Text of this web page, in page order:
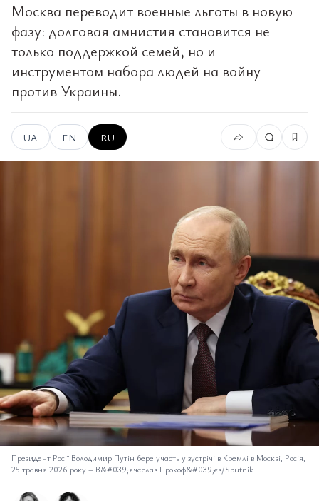
Москва переводит военные льготы в новую
фазу: долговая амнистия становится не
только поддержкой семей, но и
инструментом набора людей на войну
против Украины.
UA EN RU
Президент Росії Володимир Путін бере участь у зустрічі в Кремлі в Москві, Росія,
25 травня 2026 року – В&#039;ячеслав Прокоф&#039;єв/Sputnik